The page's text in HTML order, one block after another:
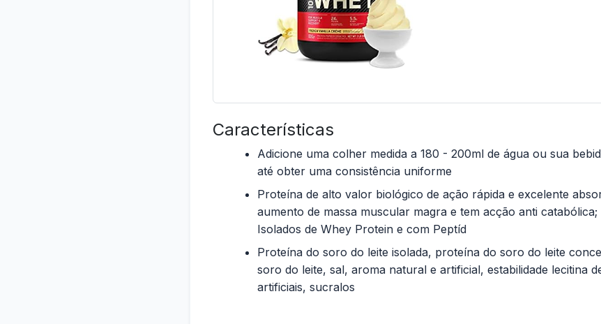
Características
Adicione uma colher medida a 180 - 200ml de água ou sua
até obter uma consistência uniforme
Proteína de alto valor biológico de ação rápida e excelente
aumento de massa muscular magra e tem acção anti
Isolados de Whey Protein e com Peptíd
Proteína do soro do leite isolada, proteína do soro do leite
soro do leite, sal, aroma natural e artificial, estabilidade lecitina
artificiais, sucralos